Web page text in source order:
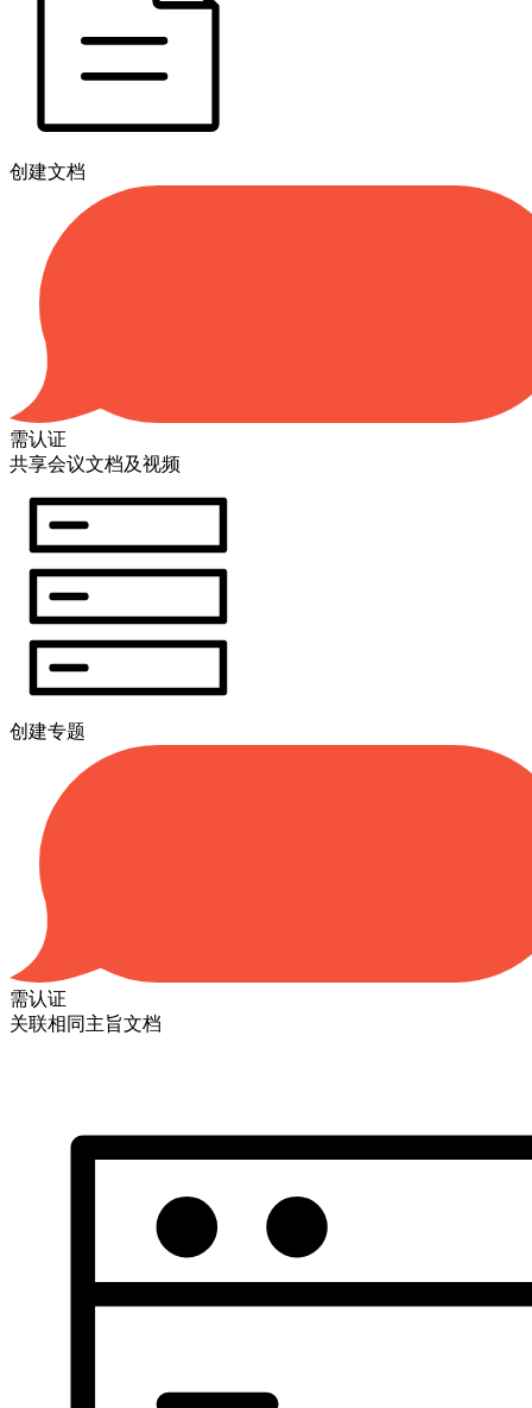
创建文档
需认证
共享会议文档及视频
创建专题
需认证
关联相同主旨文档